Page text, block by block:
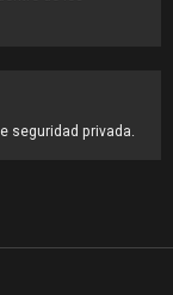
seguridad privada.